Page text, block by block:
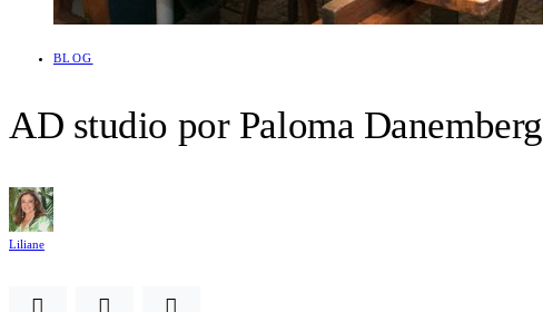
BLOG
AD studio por Paloma Danemberg
Liliane